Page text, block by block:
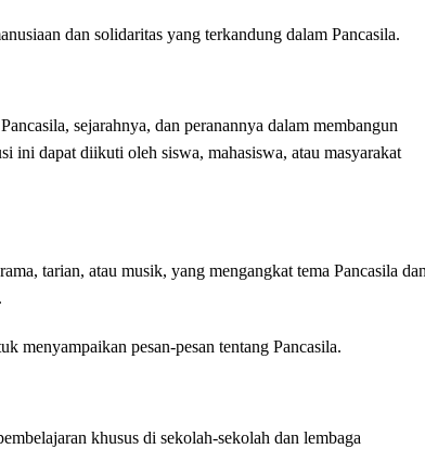
dan solidaritas yang terkandung dalam Pancasila.
sejarahnya, dan peranannya dalam membangun
ini dapat diikuti oleh siswa, mahasiswa, atau masyarakat
tarian, atau musik, yang mengangkat tema Pancasila dan
menyampaikan pesan-pesan tentang Pancasila.
khusus di sekolah-sekolah dan lembaga